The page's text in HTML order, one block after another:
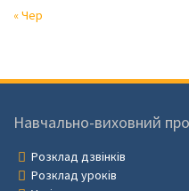
« Чер
Навчально-виховний
Розклад дзвінків
Розклад уроків